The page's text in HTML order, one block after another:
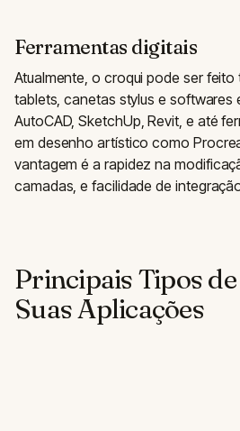
Ferramentas digitais
Atualmente, o croqui pode ser
tablets, canetas stylus e
AutoCAD, SketchUp, Revit, e até
em desenho artístico como
vantagem é a rapidez na
camadas, e facilidade de
Principais Tipos
Suas Aplicações